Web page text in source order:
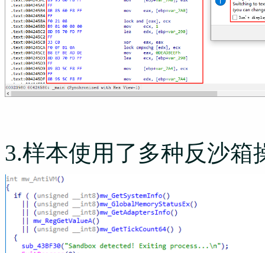
3.样本使用了多种反沙箱